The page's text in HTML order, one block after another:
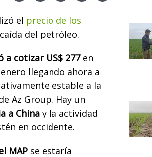
el precio de los
del petróleo.
a cotizar US$ 277en
llegando ahora a
estable a la
Az Group. Hay un
a China y la actividad
en occidente.
MAP se estaría